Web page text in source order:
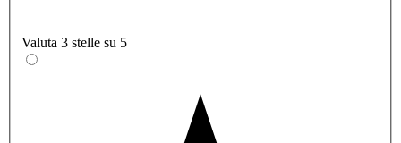
Valuta 3 stelle su 5